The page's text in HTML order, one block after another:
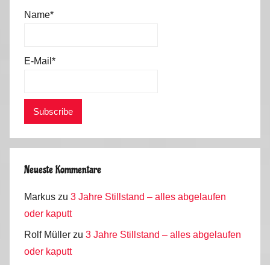
1
T
k
Name*
E-Mail*
Neueste Kommentare
Markus zu 3 Jahre Stillstand – alles abgelaufen
oder kaputt
Rolf Müller zu 3 Jahre Stillstand – alles abgelaufen
oder kaputt